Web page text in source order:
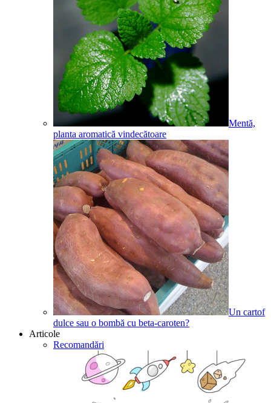
Mentă,
planta aromatică vindecătoare
Un cartof
dulce sau o bombă cu beta-caroten?
Articole
Recomandări